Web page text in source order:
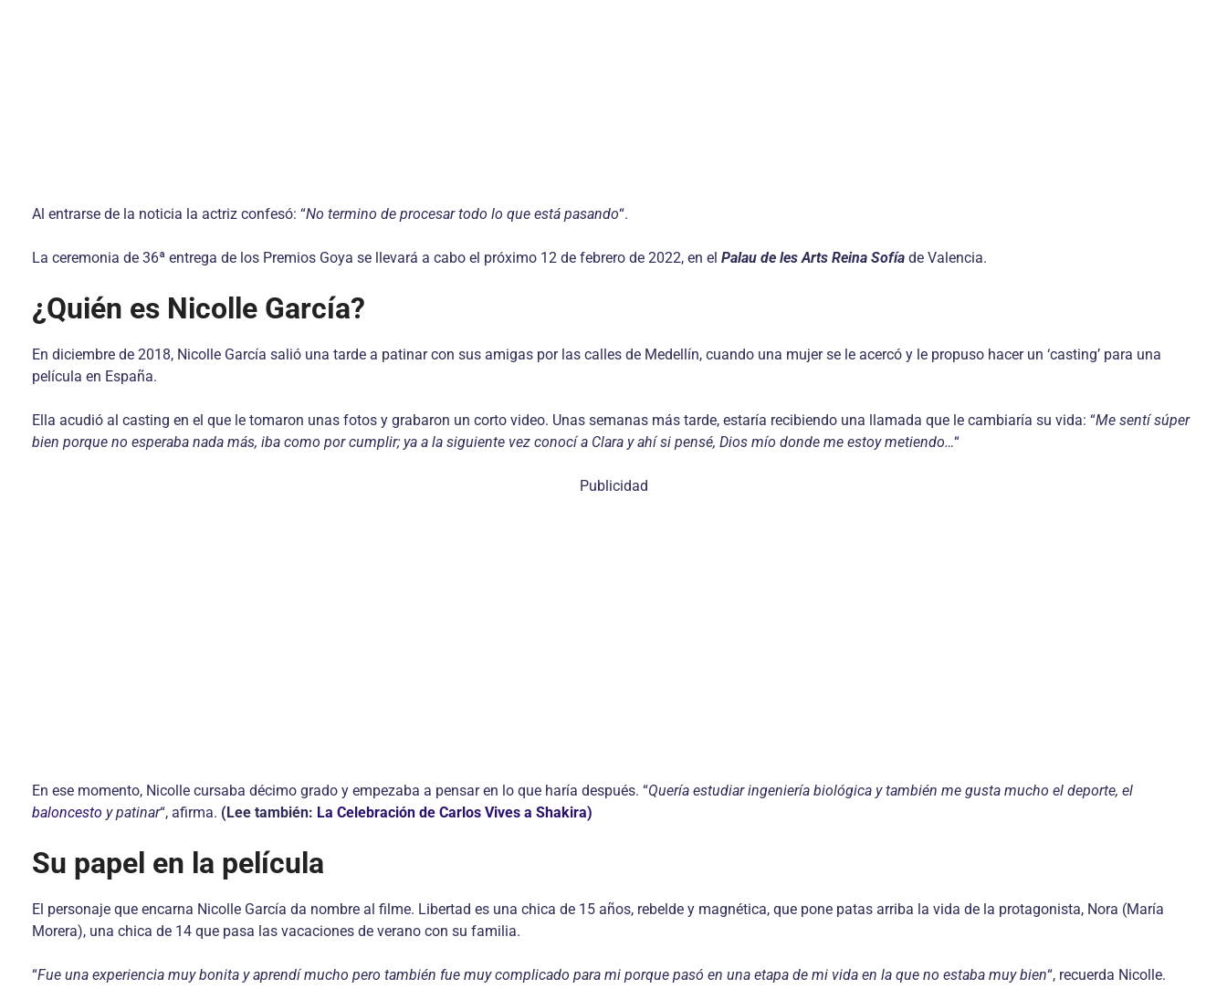
Al entrarse de la noticia la actriz confesó: “No termino de procesar todo lo que está pasando“.
La ceremonia de 36ª entrega de los Premios Goya se llevará a cabo el próximo 12 de febrero de 2022, en el Palau de les Arts Reina Sofía de Valencia.
¿Quién es Nicolle García?
En diciembre de 2018, Nicolle García salió una tarde a patinar con sus amigas por las calles de Medellín, cuando una mujer se le acercó y le propuso hacer un ‘casting’ para una
película en España.
Ella acudió al casting en el que le tomaron unas fotos y grabaron un corto video. Unas semanas más tarde, estaría recibiendo una llamada que le cambiaría su vida: “Me sentí súper
bien porque no esperaba nada más, iba como por cumplir; ya a la siguiente vez conocí a Clara y ahí si pensé, Dios mío donde me estoy metiendo…“
Publicidad
En ese momento, Nicolle cursaba décimo grado y empezaba a pensar en lo que haría después. “Quería estudiar ingeniería biológica y también me gusta mucho el deporte, el
baloncesto y patinar“, afirma. (Lee también: La Celebración de Carlos Vives a Shakira)
Su papel en la película
El personaje que encarna Nicolle García da nombre al filme. Libertad es una chica de 15 años, rebelde y magnética, que pone patas arriba la vida de la protagonista, Nora (María
Morera), una chica de 14 que pasa las vacaciones de verano con su familia.
“Fue una experiencia muy bonita y aprendí mucho pero también fue muy complicado para mi porque pasó en una etapa de mi vida en la que no estaba muy bien“, recuerda Nicolle.